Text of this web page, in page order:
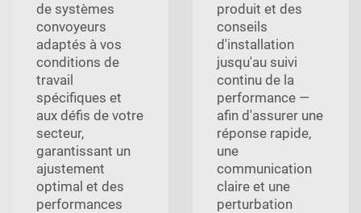
de systèmes
convoyeurs
adaptés à vos
conditions de
travail
spécifiques et
aux défis de votre
secteur,
garantissant un
ajustement
optimal et des
performances
produit et des
conseils
d'installation
jusqu'au suivi
continu de la
performance —
afin d'assurer une
réponse rapide,
une
communication
claire et une
perturbation